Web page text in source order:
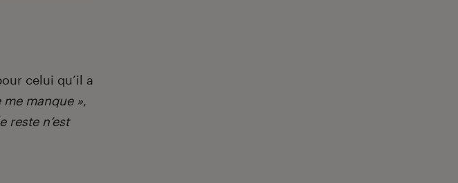
celui qu’il a
me manque »,
reste n’est